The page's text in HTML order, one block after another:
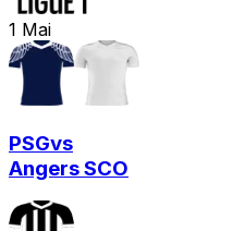
1 Mai
PSGvs
Angers SCO